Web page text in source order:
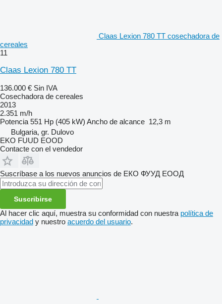
Claas Lexion 780 TT cosechadora de
cereales
11
Claas Lexion 780 TT
136.000 € Sin IVA
Cosechadora de cereales
2013
2.351 m/h
Potencia 551 Hp (405 kW) Ancho de alcance 12,3 m
Bulgaria, gr. Dulovo
EKO FUUD EOOD
Contacte con el vendedor
Suscríbase a los nuevos anuncios de ЕКО ФУУД ЕООД
Suscribirse
Al hacer clic aquí, muestra su conformidad con nuestra política de
privacidad y nuestro acuerdo del usuario.